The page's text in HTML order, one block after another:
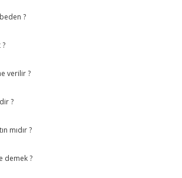
?
verilir ?
?
mıdır ?
demek ?